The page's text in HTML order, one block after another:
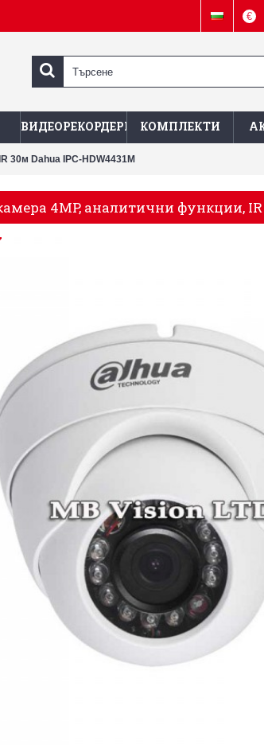
€
ВИДЕОРЕКОРДЕРИ КОМПЛЕКТИ
30м Dahua IPC-HDW4431M
4MP, аналитични функции, IR